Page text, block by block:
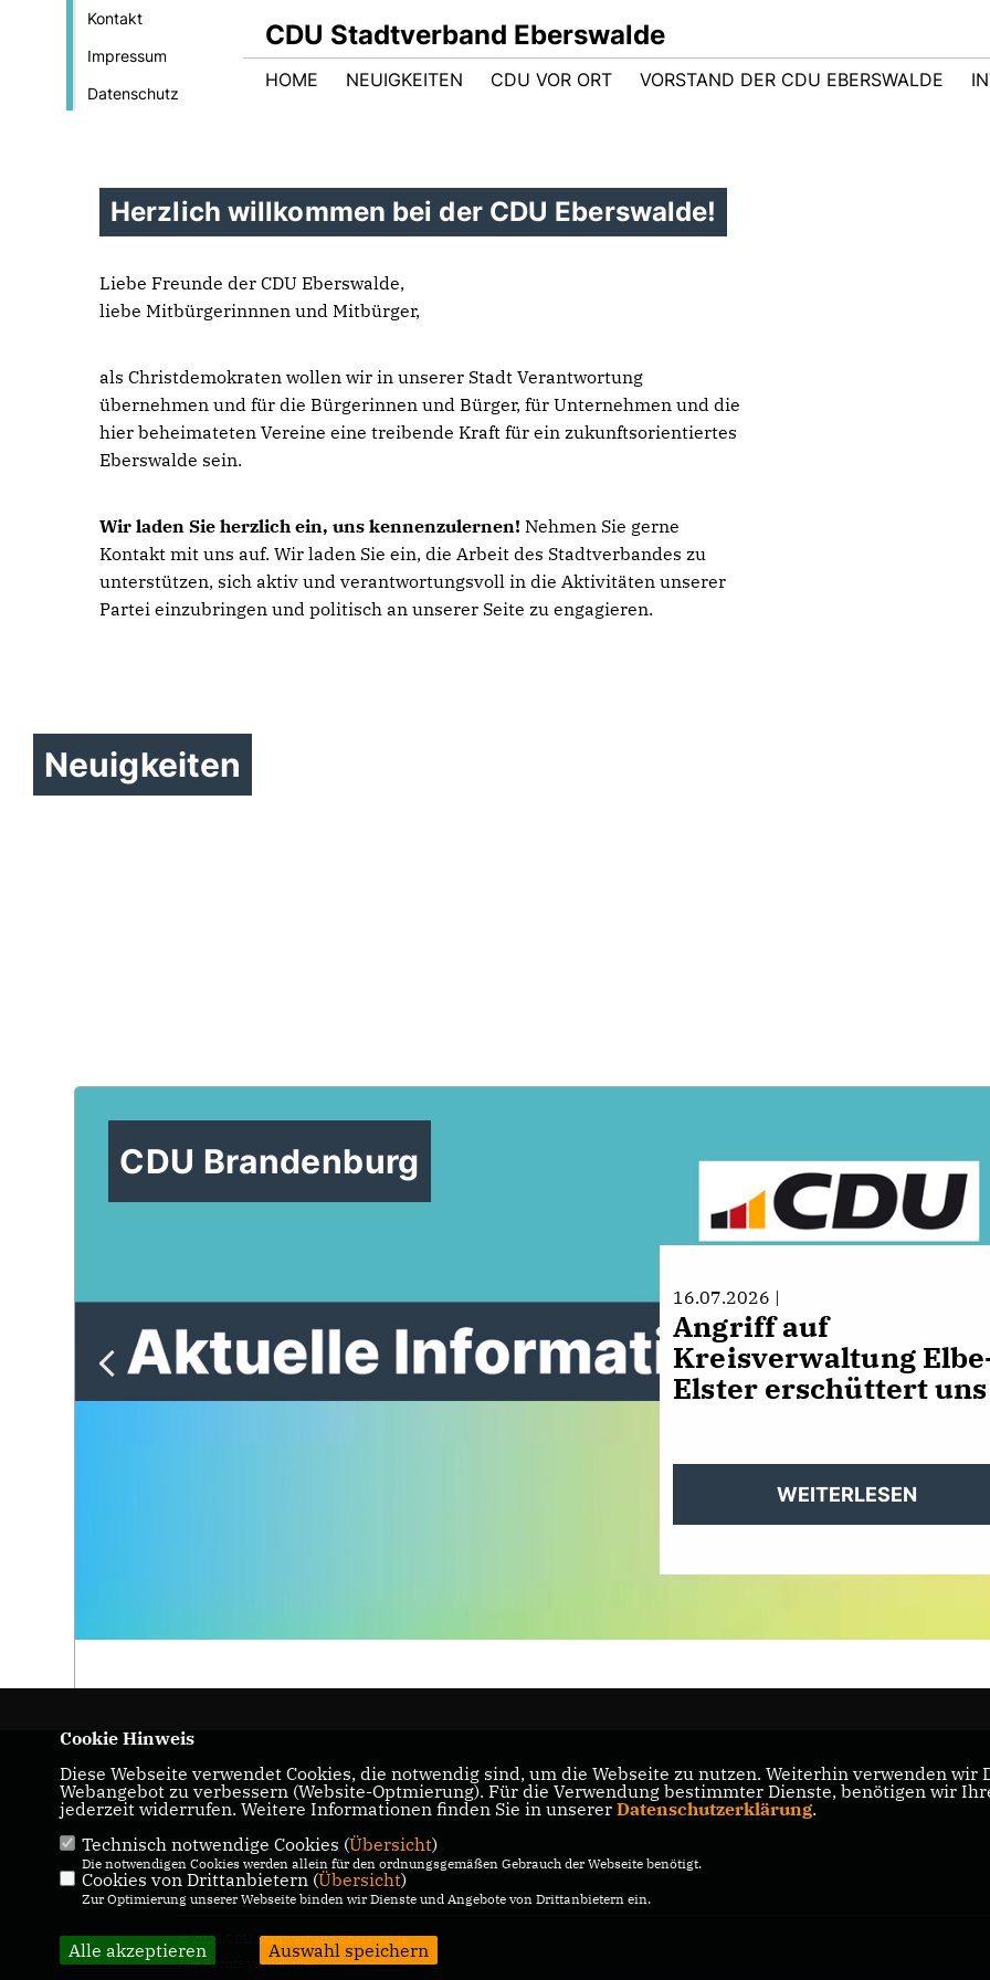
Kontakt
Impressum
Datenschutz
CDU Stadtverband Eberswalde
HOME NEUIGKEITEN CDU VOR ORT VORSTAND DER CDU EBERSWALDE
Herzlich willkommen bei der CDU Eberswalde!
Liebe Freunde der CDU Eberswalde,
liebe Mitbürgerinnnen und Mitbürger,
als Christdemokraten wollen wir in unserer Stadt Verantwortung
übernehmen und für die Bürgerinnen und Bürger, für Unternehmen und die
hier beheimateten Vereine eine treibende Kraft für ein zukunftsorientiertes
Eberswalde sein.
Wir laden Sie herzlich ein, uns kennenzulernen! Nehmen Sie gerne
Kontakt mit uns auf. Wir laden Sie ein, die Arbeit des Stadtverbandes zu
unterstützen, sich aktiv und verantwortungsvoll in die Aktivitäten unserer
Partei einzubringen und politisch an unserer Seite zu engagieren.
Neuigkeiten
den Wirtschaftsstandort
SPD-Innenminister auf
CDU Barnim:
CDU Brandenburg
16.07.2026 |
Angriff auf
Kreisverwaltung
Elster erschüttert uns
WEITERLESEN
Homepage des CDU Stadtverbandes
Eberswalde
IMPRESSUM
DATENSCHUTZ
KONTAKT
© 2026 CDU Stadtverband Eberswalde
Alle Rechte vorbehalten.
Cookie Hinweis
Diese Webseite verwendet Cookies, die notwendig sind, um die Webseite zu nutzen. Weiterhin verwenden
Webangebot zu verbessern (Website-Optmierung). Für die Verwendung bestimmter Dienste, benötigen wir
jederzeit widerrufen. Weitere Informationen finden Sie in unserer Datenschutzerklärung.
Technisch notwendige Cookies (Übersicht)
Die notwendigen Cookies werden allein für den ordnungsgemäßen Gebrauch der Webseite benötigt.
Cookies von Drittanbietern (Übersicht)
Zur Optimierung unserer Webseite binden wir Dienste und Angebote von Drittanbietern ein.
Alle akzeptieren Auswahl speichern